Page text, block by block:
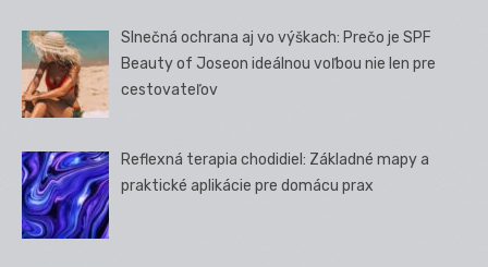
Slnečná ochrana aj vo výškach: Prečo je SPF
Beauty of Joseon ideálnou voľbou nie len pre
cestovateľov
Reflexná terapia chodidiel: Základné mapy a
praktické aplikácie pre domácu prax